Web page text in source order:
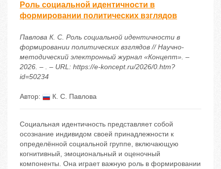
Роль социальной идентичности в
формировании политических взглядов
Павлова К. С. Роль социальной идентичности в
формировании политических взглядов // Научно-
методический электронный журнал «Концепт». –
2026. – . – URL: https://e-koncept.ru/2026/0.htm?
id=50234
Автор: К. С. Павлова
Социальная идентичность представляет собой
осознание индивидом своей принадлежности к
определённой социальной группе, включающую
когнитивный, эмоциональный и оценочный
компоненты. Она играет важную роль в формировании